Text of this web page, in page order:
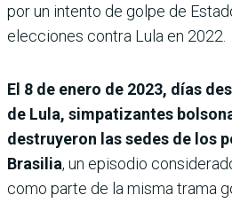
por un intento de golpe de
elecciones contra Lula en 2022.
El 8 de enero de 2023, días
de Lula, simpatizantes
destruyeron las sedes de los
Brasilia, un episodio
como parte de la misma trama